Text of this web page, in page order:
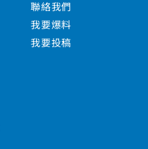
聯絡我們
我要爆料
我要投稿